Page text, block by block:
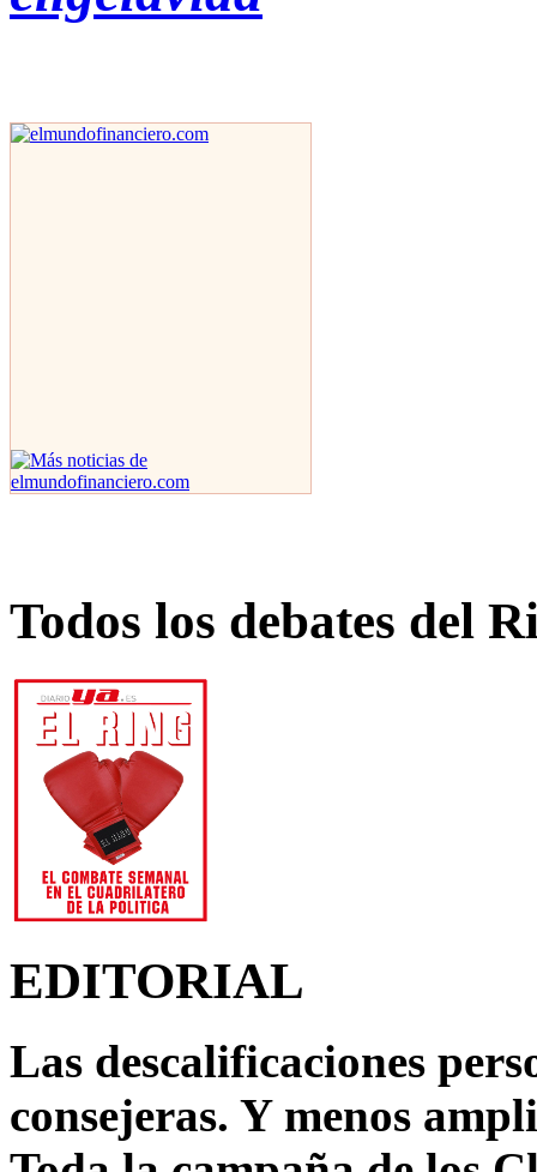
Todos los debates del
EDITORIAL
Las descalificaciones
consejeras. Y menos